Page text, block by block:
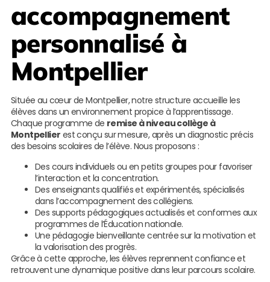
accompagnement
personnalisé à
Montpellier
Située au cœur de Montpellier, notre structure accueille les
élèves dans un environnement propice à l’apprentissage.
Chaque programme de remise à niveau collège à
Montpellier est conçu sur mesure, après un diagnostic précis
des besoins scolaires de l’élève. Nous proposons :
Des cours individuels ou en petits groupes pour favoriser
l’interaction et la concentration.
Des enseignants qualifiés et expérimentés, spécialisés
dans l’accompagnement des collégiens.
Des supports pédagogiques actualisés et conformes aux
programmes de l’Éducation nationale.
Une pédagogie bienveillante centrée sur la motivation et
la valorisation des progrès.
Grâce à cette approche, les élèves reprennent confiance et
retrouvent une dynamique positive dans leur parcours scolaire.